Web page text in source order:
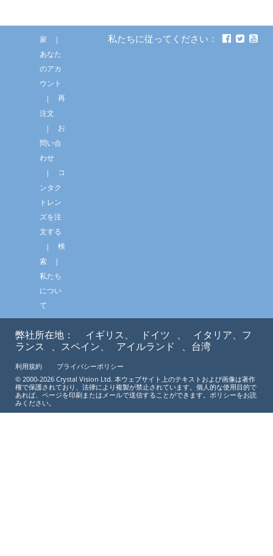
家
あなた
のアカ
ウント
再
注文
お
問い合
わせ
コ
ンタク
トレン
ズを注
文する
検
索
私たち
につい
て
私たちに従ってください：
弊社所在地： イギリス、 ドイツ 、
イタリア、フ
ランス
、スペイン、 アイルランド 、台湾
利用規約
プライバシーポリシー
© 2000-2026 Crystal Vision Ltd. 本ウェブサイト上のテキストおよび画像は著作
権で保護されており、法律により複製が禁止されています。個人的な使用目的で
あれば、ページを印刷またはメールで送信することができます。ポリシーをお読
みください。